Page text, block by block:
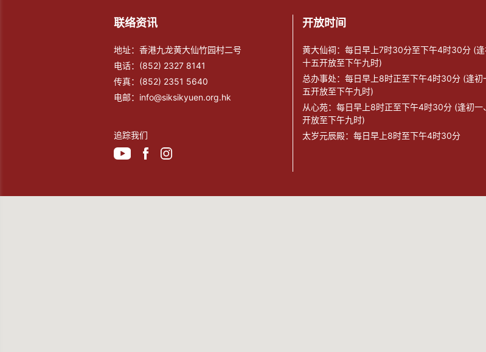
联络资讯
地址：香港九龙黄大仙竹园村二号
电话： (852) 2327 8141
传真： (852) 2351 5640
电邮： info@siksikyuen.org.hk
追踪我们
开放时间
黄大仙祠：每日早上7时30分至下午4时30分 (逢
十五开放至下午九时)
总办事处：每日早上8时正至下午4时30分 (逢初
五开放至下午九时)
从心苑：每日早上8时正至下午4时30分 (逢初一
开放至下午九时)
太岁元辰殿：每日早上8时至下午4时30分